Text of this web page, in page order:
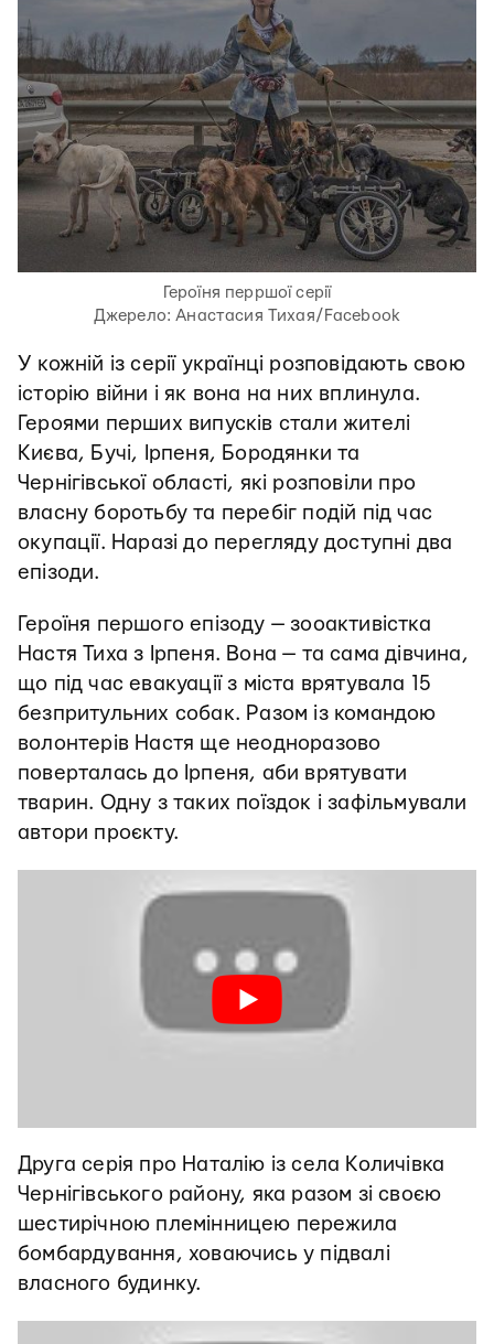
Героїня перршої серії
Джерело: Анастасия Тихая/Facebook
У кожній із серії українці розповідають свою
історію війни і як вона на них вплинула.
Героями перших випусків стали жителі
Києва, Бучі, Ірпеня, Бородянки та
Чернігівської області, які розповіли про
власну боротьбу та перебіг подій під час
окупації. Наразі до перегляду доступні два
епізоди.
Героїня першого епізоду — зооактивістка
Настя Тиха з Ірпеня. Вона — та сама дівчина,
що під час евакуації з міста врятувала 15
безпритульних собак. Разом із командою
волонтерів Настя ще неодноразово
поверталась до Ірпеня, аби врятувати
тварин. Одну з таких поїздок і зафільмували
автори проєкту.
Друга серія про Наталію із села Количівка
Чернігівського району, яка разом зі своєю
шестирічною племінницею пережила
бомбардування, ховаючись у підвалі
власного будинку.